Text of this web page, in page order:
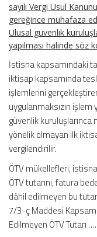
sayılı Vergi Usul
gereğince muhafaza
Ulusal güvenlik
yapılması halinde söz
İstisna kapsamındaki
iktisap kapsamında
işlemlerini
uygulanmaksızın işlem
güvenlik kuruluşlarınca
yönelik olmayan ilk
vergilendirilir.
ÖTV mükellefleri,
ÖTV tutarını, fatura
dâhil edilmeyen bu
7/3-ç Maddesi
Edilmeyen ÖTV Tutarı